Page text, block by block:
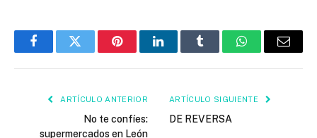
FacebookTwitter PinterestLinkedInTumblr WhatsAppEmail
ARTÍCULO ANTERIOR
No te confíes:
supermercados en León
ARTÍCULO SIGUIENTE
DE REVERSA